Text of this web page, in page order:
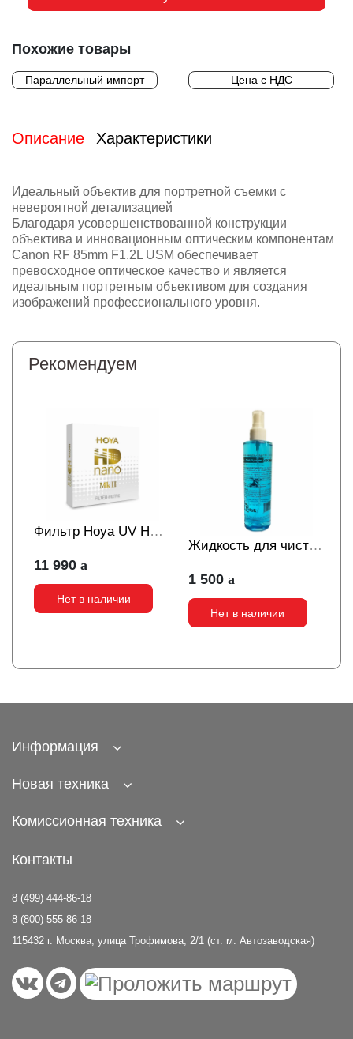
Похожие товары
Параллельный импорт Цена с НДС
Описание Характеристики
Идеальный объектив для портретной съемки с
невероятной детализацией
Благодаря усовершенствованной конструкции
объектива и инновационным оптическим компонентам
Canon RF 85mm F1.2L USM обеспечивает
превосходное оптическое качество и является
идеальным портретным объективом для создания
изображений профессионального уровня.
Рекомендуем
Фильтр Hoya UV HD
11 990
Нет в наличии
Жидкость для чистки
КиноЖидкость 250
мл с распылителем
1 500
Нет в наличии
Информация
Новая техника
Комиссионная техника
Контакты
8 (499) 444-86-18
8 (800) 555-86-18
115432 г. Москва, улица Трофимова, 2/1 (ст. м. Автозаводская)